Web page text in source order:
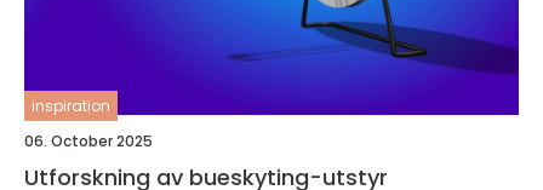
inspiration
06. October 2025
Utforskning av bueskyting-utstyr